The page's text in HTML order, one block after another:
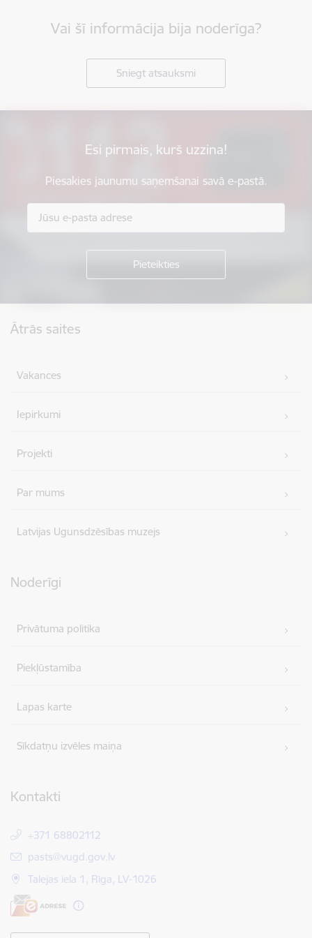
Vai šī informācija bija noderīga?
Sniegt atsauksmi
Esi pirmais, kurš uzzina!
Piesakies jaunumu saņemšanai savā e-pastā.
Ātrās saites
Vakances
Iepirkumi
Projekti
Par mums
Latvijas Ugunsdzēsības muzejs
Noderīgi
Privātuma politika
Piekļūstamība
Lapas karte
Sīkdatņu izvēles maiņa
Kontakti
+371 68802112
E-pasts:
pasts@vugd.gov.lv
Talejas iela 1, Rīga, LV-1026